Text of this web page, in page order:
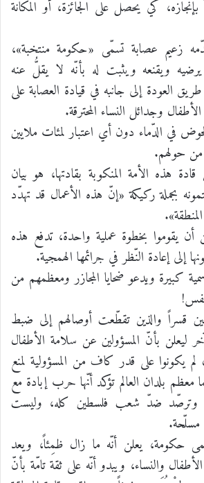
كي يحصل على الجائزة، أو المكانة
زعيم عصابة تسمّى «حكومة منتخبة»،
ويقنعه ويثبت له بأنّه لا يقلُّ عنه
العودة إلى جانبه في قيادة العصابة على
وجدائل النساء المحترقة.
في الدّماء دون أي اعتبار لمئات ملايين
من حولهم.
هذه الأمة المنكوبة بقادتها، هو بيان
بجملة ركيكة «إنّ هذه الأعمال قد تهدّد
أن يقوموا بخطوة عملية واحدة، تدفع هذه
إلى إعادة النّظر في جرائمها الهمجية.
كبيرة ويدعو ضحايا المجازر ومعظمهم من
قسراً والذين تقطّعت أوصالهم إلى ضبط
ليعلن بأنّ المسؤولين عن سلامة الأطفال
لم يكونوا على قدر كاف من المسؤولية لمنع
معظم بلدان العالم تؤكد أنّها حرب إبادة مع
وترصّد ضدّ شعب فلسطين كله، وليست
حكومة، يعلن أنّه ما زال ظمِئاً، ويعد
والنساء، ويبدو أنّه على ثقة تامّة بأنّ